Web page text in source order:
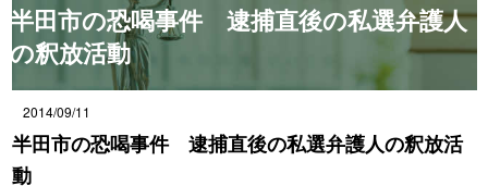
半田市の恐喝事件 逮捕直後の私選弁護人
の釈放活動
2014/09/11
半田市の恐喝事件 逮捕直後の私選弁護人の釈放活
動